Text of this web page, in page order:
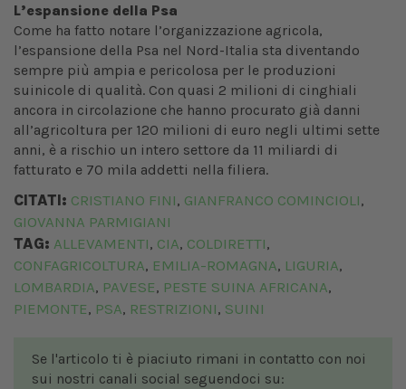
L’espansione della Psa
Come ha fatto notare l’organizzazione agricola,
l’espansione della Psa nel Nord-Italia sta diventando
sempre più ampia e pericolosa per le produzioni
suinicole di qualità. Con quasi 2 milioni di cinghiali
ancora in circolazione che hanno procurato già danni
all’agricoltura per 120 milioni di euro negli ultimi sette
anni, è a rischio un intero settore da 11 miliardi di
fatturato e 70 mila addetti nella filiera.
CITATI: CRISTIANO FINI, GIANFRANCO COMINCIOLI,
GIOVANNA PARMIGIANI
TAG: ALLEVAMENTI, CIA, COLDIRETTI,
CONFAGRICOLTURA, EMILIA-ROMAGNA, LIGURIA,
LOMBARDIA, PAVESE, PESTE SUINA AFRICANA,
PIEMONTE, PSA, RESTRIZIONI, SUINI
Se l'articolo ti è piaciuto rimani in contatto con noi
sui nostri canali social seguendoci su: